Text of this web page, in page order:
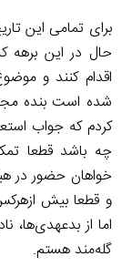
برای تمامی این
حال در این برهه
اقدام کنند و
شده است بنده
کردم که جواب
چه باشد قطعا
خواهان حضور در
و قطعا بیش
اما از بدعهدی‌ها،
گله‌مند هستم.